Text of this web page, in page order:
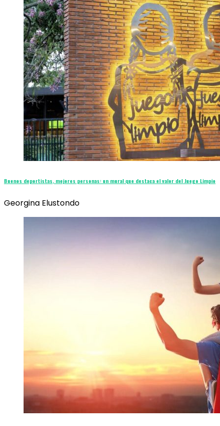
Buenos deportistas, mejores personas: un mural que destaca el valor del Juego Limpio
Georgina Elustondo